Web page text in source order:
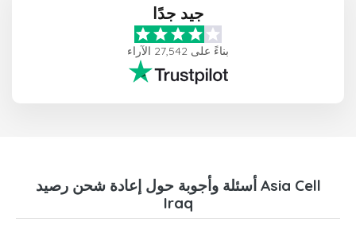
جيد جدًا
بناءً على 27,542 الآراء
أسئلة وأجوبة حول إعادة شحن رصيد Asia Cell
Iraq